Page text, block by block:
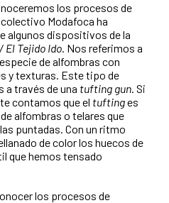
los procesos de
Modafoca ha
algunos dispositivos de la
El Tejido Ido. Nos referimos a
de alfombras con
y texturas. Este tipo de
a través de una tufting gun. Si
contamos que el tuftinges
alfombras o telares que
puntadas. Con un ritmo
de color los huecos de
que hemos tensado
los procesos de